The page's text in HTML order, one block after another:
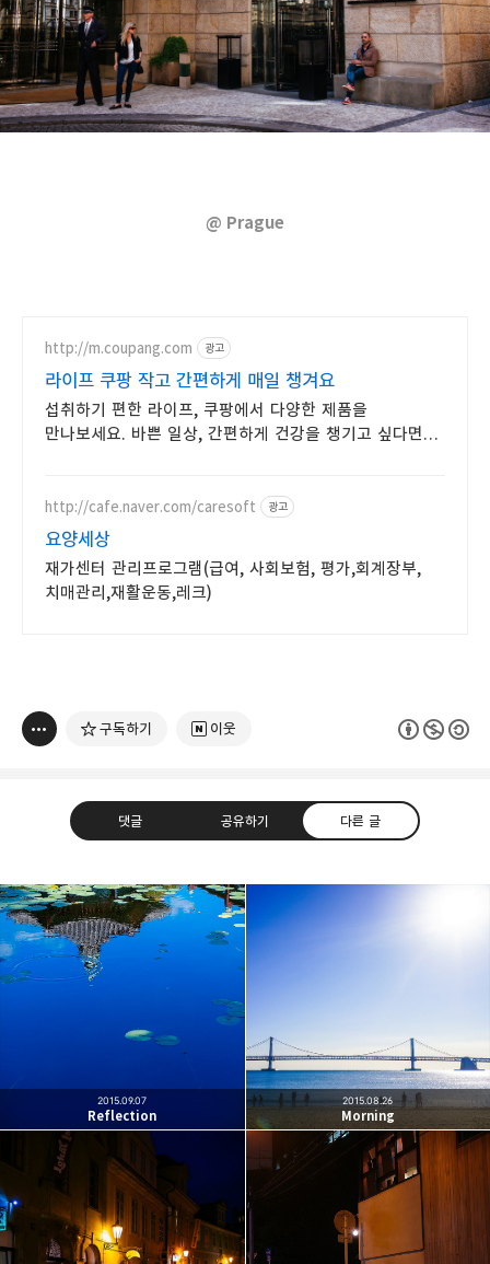
@ Prague
http://m.coupang.com 광고
라이프 쿠팡 작고 간편하게 매일 챙겨요
섭취하기 편한 라이프, 쿠팡에서 다양한 제품을
만나보세요. 바쁜 일상, 간편하게 건강을 챙기고 싶다면
http://cafe.naver.com/caresoft 광고
요양세상
재가센터 관리프로그램(급여, 사회보험, 평가,회계장부,
치매관리,재활운동,레크)
구독하기 이웃
댓글 공유하기 다른 글
빛으로 쓴 편지
취미 분야 크리에이터
여행하고 사진을 찍습니다. 생각을 덧붙입니다.
카카오톡
카카오스토리 네이버 블로그
Reflection
2015.09.07
Morning
2015.08.26